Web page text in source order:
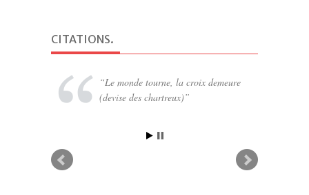
CITATIONS.
Le monde tourne, la croix demeure
(devise des chartreux)
Le ciel se rit des prières qu’on lui
adresse pour être préservés de fait dont